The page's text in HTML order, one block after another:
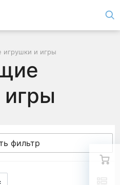
игрушки и игры
фильтр